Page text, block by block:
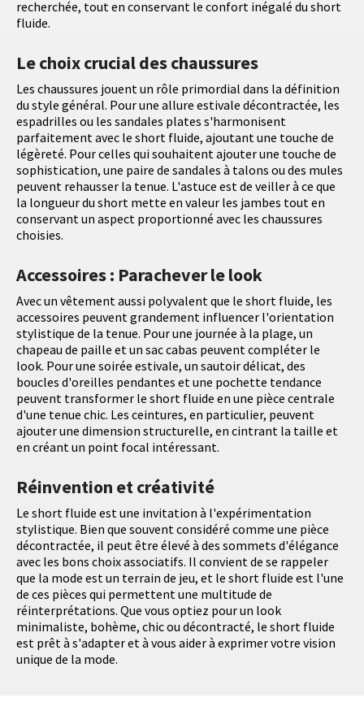
recherchée, tout en conservant le confort inégalé du short
fluide.
Le choix crucial des chaussures
Les chaussures jouent un rôle primordial dans la définition
du style général. Pour une allure estivale décontractée, les
espadrilles ou les sandales plates s'harmonisent
parfaitement avec le short fluide, ajoutant une touche de
légèreté. Pour celles qui souhaitent ajouter une touche de
sophistication, une paire de sandales à talons ou des mules
peuvent rehausser la tenue. L'astuce est de veiller à ce que
la longueur du short mette en valeur les jambes tout en
conservant un aspect proportionné avec les chaussures
choisies.
Accessoires : Parachever le look
Avec un vêtement aussi polyvalent que le short fluide, les
accessoires peuvent grandement influencer l'orientation
stylistique de la tenue. Pour une journée à la plage, un
chapeau de paille et un sac cabas peuvent compléter le
look. Pour une soirée estivale, un sautoir délicat, des
boucles d'oreilles pendantes et une pochette tendance
peuvent transformer le short fluide en une pièce centrale
d'une tenue chic. Les ceintures, en particulier, peuvent
ajouter une dimension structurelle, en cintrant la taille et
en créant un point focal intéressant.
Réinvention et créativité
Le short fluide est une invitation à l'expérimentation
stylistique. Bien que souvent considéré comme une pièce
décontractée, il peut être élevé à des sommets d'élégance
avec les bons choix associatifs. Il convient de se rappeler
que la mode est un terrain de jeu, et le short fluide est l'une
de ces pièces qui permettent une multitude de
réinterprétations. Que vous optiez pour un look
minimaliste, bohème, chic ou décontracté, le short fluide
est prêt à s'adapter et à vous aider à exprimer votre vision
unique de la mode.